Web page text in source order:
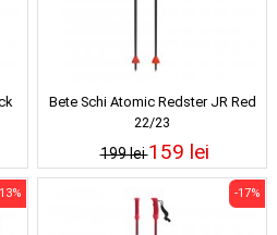
Bete Schi Atomic Redster JR Red
22/23
199 lei159 lei
-17%